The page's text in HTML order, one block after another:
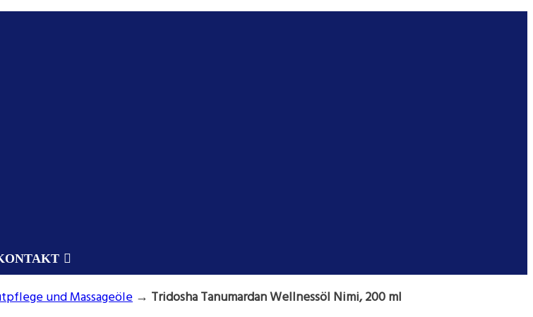
und Massageöle → Tridosha Tanumardan Wellnessöl Nimi, 200 ml